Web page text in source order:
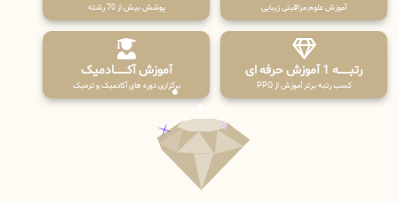
آموزش علوم مراقبتی زیبایی پوشش بیش از 70 رشته
رتبــــــه 1 آموزش حرفه ای
کسب رتبه برتر آموزش از PPQ
آموزش آکـــــــادمیک
برگزاری دوره های آکادمیک و ترمیک